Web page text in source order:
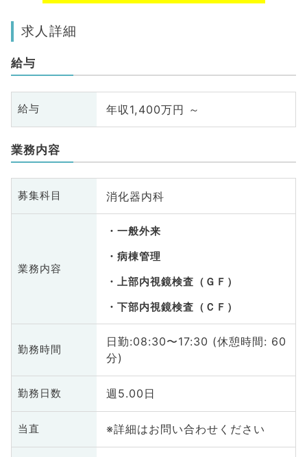
求人詳細
給与
給与 年収1,400万円 ～
業務内容
募集科目 消化器内科
業務内容
一般外来
病棟管理
上部内視鏡検査（ＧＦ）
下部内視鏡検査（ＣＦ）
勤務時間
日勤:08:30〜17:30 (休憩時間: 60
分)
勤務日数 週5.00日
当直 ※詳細はお問い合わせください